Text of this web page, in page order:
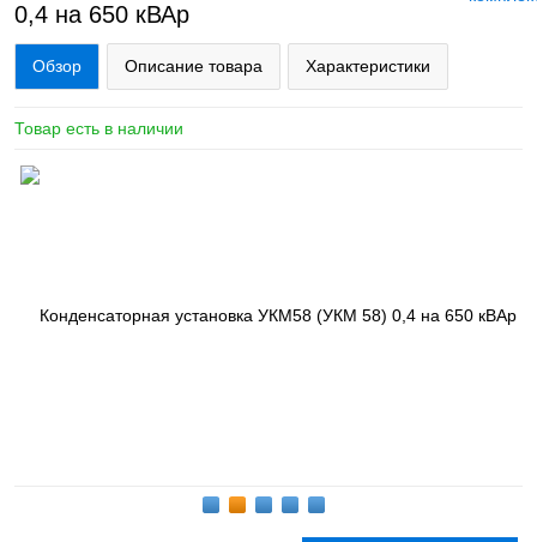
0,4 на 650 кВАр
Обзор Описание товара Характеристики
Товар есть в наличии